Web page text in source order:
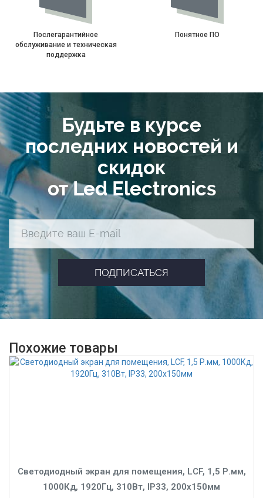
Послегарантийное
обслуживание и техническая
поддержка
Понятное ПО
Будьте в курсе
последних новостей и
скидок
от Led Electronics
Похожие товары
Светодиодный экран для помещения, LCF, 1,5 Р.мм,
1000Кд, 1920Гц, 310Вт, IP33, 200x150мм